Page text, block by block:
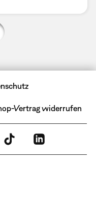
Vertrag widerrufen